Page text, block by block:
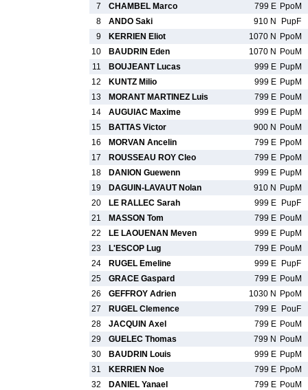
7
CHAMBEL Marco 799 E PpoM
8
ANDO Saki 910 N
PupF
9
KERRIEN Eliot 1070 N
PpoM
10
BAUDRIN Eden 1070 N
PouM
11
BOUJEANT Lucas 999 E PupM
12
KUNTZ Milio 999 E PupM
13
MORANT MARTINEZ Luis 799 E PouM
14
AUGUIAC Maxime 999 E PupM
15
BATTAS Victor 900 N
PouM
16
MORVAN Ancelin 799 E PpoM
17
ROUSSEAU ROY Cleo 799 E PpoM
18
DANION Guewenn 999 E PupM
19
DAGUIN-LAVAUT Nolan 910 N
PupM
20
LE RALLEC Sarah 999 E
PupF
21
MASSON Tom 799 E PouM
22
LE LAOUENAN Meven 999 E PupM
23
L'ESCOP Lug 799 E PouM
24
RUGEL Emeline 999 E
PupF
25
GRACE Gaspard 799 E PouM
26
GEFFROY Adrien 1030 N
PpoM
27
RUGEL Clemence 799 E
PouF
28
JACQUIN Axel 799 E PouM
29
GUELEC Thomas 799 N
PouM
30
BAUDRIN Louis 999 E PupM
31
KERRIEN Noe 799 E PpoM
32
DANIEL Yanael 799 E PouM